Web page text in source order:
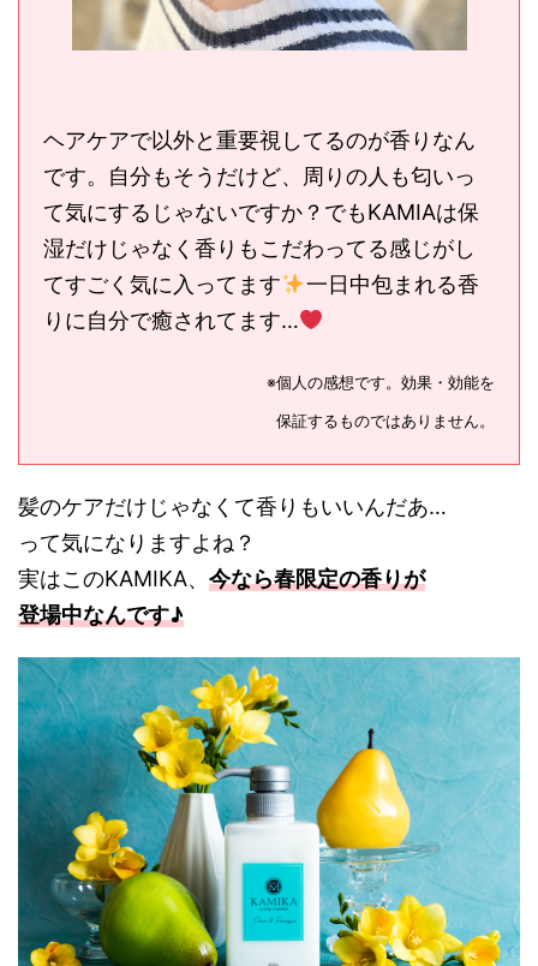
ヘアケアで以外と重要視してるのが香りなん
です。自分もそうだけど、周りの人も匂いっ
て気にするじゃないですか？でもKAMIAは保
湿だけじゃなく香りもこだわってる感じがし
てすごく気に入ってます
一日中包まれる香
りに自分で癒されてます…
※個人の感想です。効果・効能を
保証するものではありません。
髪のケアだけじゃなくて香りもいいんだあ…
って気になりますよね？
実はこのKAMIKA、 今なら春限定の香りが
登場中なんです♪